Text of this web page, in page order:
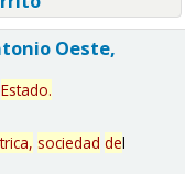
Oeste,
Estado.
sociedad del